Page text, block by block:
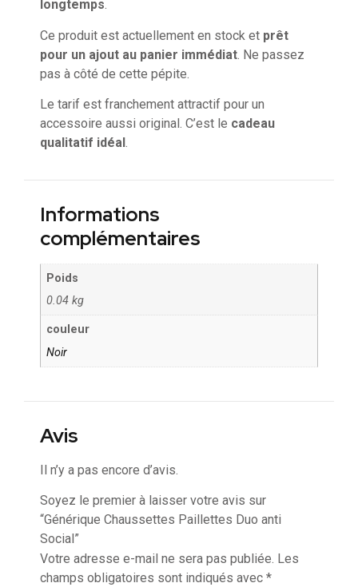
longtemps.
Ce produit est actuellement en stock et prêt
pour un ajout au panier immédiat . Ne passez
pas à côté de cette pépite.
Le tarif est franchement attractif pour un
accessoire aussi original. C’est le cadeau
qualitatif idéal .
Informations
complémentaires
Poids
0.04 kg
couleur
Noir
Avis
Il n’y a pas encore d’avis.
Soyez le premier à laisser votre avis sur
“Générique Chaussettes Paillettes Duo anti
Social”
Votre adresse e-mail ne sera pas publiée. Les
champs obligatoires sont indiqués avec *